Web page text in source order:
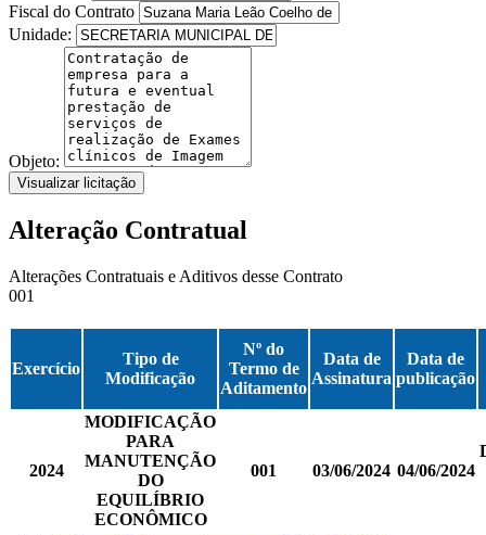
Fiscal do Contrato
Unidade:
Objeto:
Visualizar licitação
Alteração Contratual
Alterações Contratuais e Aditivos desse Contrato
001
Exercício
Tipo de
Modificação
Nº do
Termo de
Aditamento
Data de
Assinatura
Data de
publicação
2024
MODIFICAÇÃO
PARA
MANUTENÇÃO
DO
EQUILÍBRIO
ECONÔMICO
001 03/06/2024 04/06/2024